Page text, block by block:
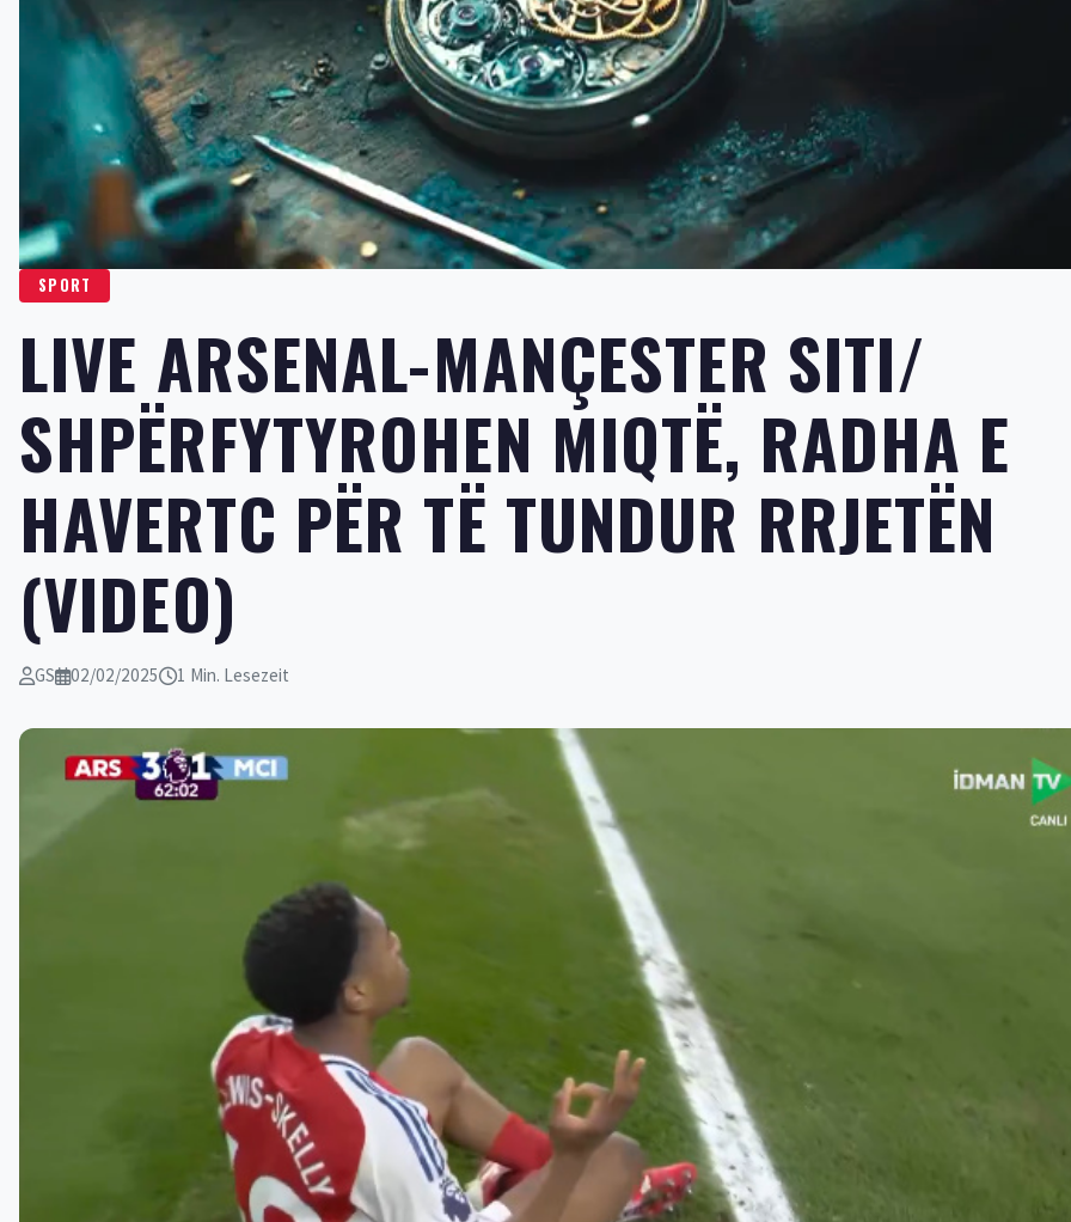
SPORT
LIVE ARSENAL-MANÇESTER SITI/
SHPËRFYTYROHEN MIQTË, RADHA E
HAVERTC PËR TË TUNDUR RRJETËN
(VIDEO)
GS 02/02/2025 1 Min. Lesezeit